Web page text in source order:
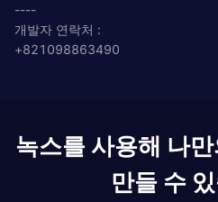
----
개발자 연락처 :
+821098863490
녹스를 사용해 나
만들 수